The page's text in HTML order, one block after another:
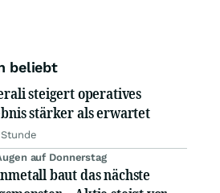
beliebt
steigert operatives
stärker als erwartet
auf Donnerstag
baut das nächste